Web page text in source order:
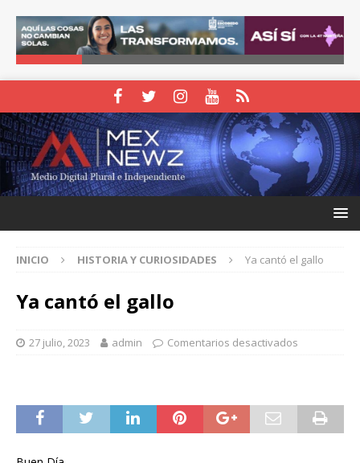
INICIO HISTORIA Y CURIOSIDADES Ya cantó el gallo
Ya cantó el gallo
27 julio, 2023 admin Comentarios desactivados